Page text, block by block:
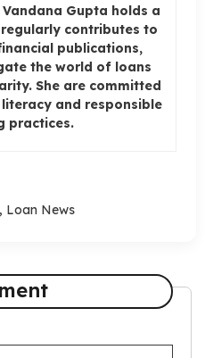
Gupta holds a
contributes to
publications,
the world of loans
She are committed
and responsible
practices.
Loan News